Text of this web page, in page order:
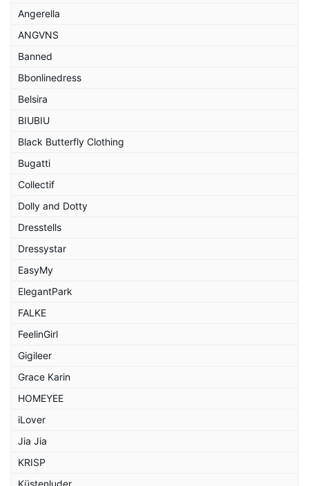
Angerella
ANGVNS
Banned
Bbonlinedress
Belsira
BIUBIU
Black Butterfly Clothing
Bugatti
Collectif
Dolly and Dotty
Dresstells
Dressystar
EasyMy
ElegantPark
FALKE
FeelinGirl
Gigileer
Grace Karin
HOMEYEE
iLover
Jia Jia
KRISP
Küstenluder